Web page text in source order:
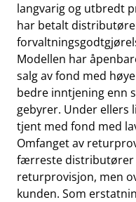
langvarig og utbredt
har betalt
Modellen har
salg av fond med
bedre inntjening enn
gebyrer. Under ellers
tjent med fond med
Omfanget av
færreste
returprovisjon, men
kunden. Som